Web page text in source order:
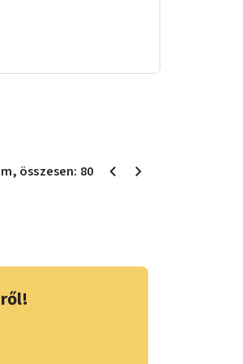
, összesen: 80